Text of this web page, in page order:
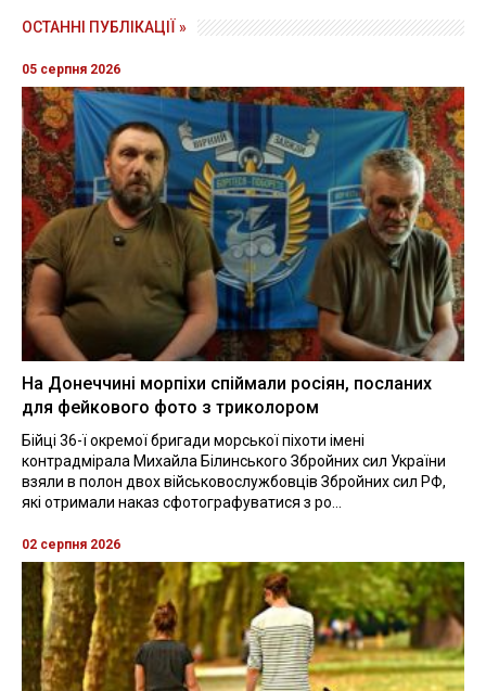
ОСТАННІ ПУБЛІКАЦІЇ »
05 серпня 2026
На Донеччині морпіхи спіймали росіян, посланих
для фейкового фото з триколором
Бійці 36-ї окремої бригади морської піхоти імені
контрадмірала Михайла Білинського Збройних сил України
взяли в полон двох військовослужбовців Збройних сил РФ,
які отримали наказ сфотографуватися з ро...
02 серпня 2026